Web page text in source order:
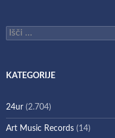
Išči:
KATEGORIJE
24ur (2.704)
Art Music Records (14)